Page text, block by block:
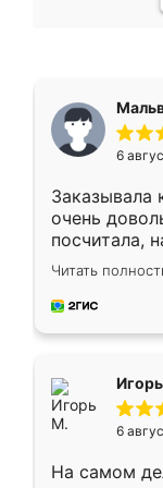
6
Заказывала
очень
посчитала,
Замерщик
делу со
за день,
Читать
6
На самом